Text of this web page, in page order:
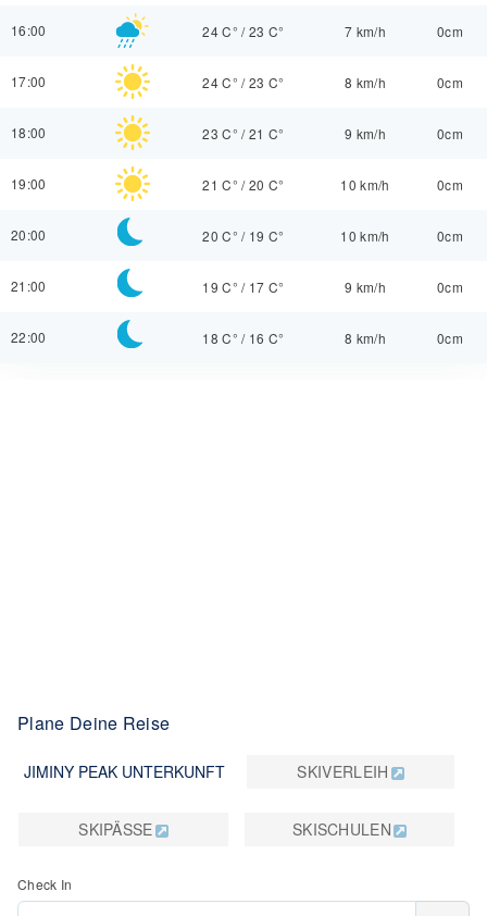
16:00 24 C° /23 C° 7 km/h 0cm
17:00 24 C° /23 C° 8 km/h 0cm
18:00 23 C° /21 C° 9 km/h 0cm
19:00 21 C° /20 C° 10 km/h 0cm
20:00 20 C° / 19 C° 10 km/h 0cm
21:00 19 C° / 17 C° 9 km/h 0cm
22:00 18 C° / 16 C° 8 km/h 0cm
Plane Deine Reise
JIMINY PEAK UNTERKUNFT SKIVERLEIH
SKIPÄSSE SKISCHULEN
Check In